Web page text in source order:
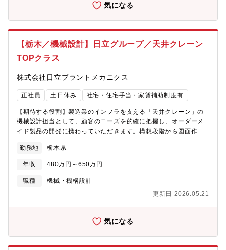
気になる
【栃木／機械設計】日立グループ／天井クレーン
TOPクラス
株式会社日立プラントメカニクス
正社員 土日休み 社宅・住宅手当・家賃補助制度有
【期待する役割】製造業のインフラを支える「天井クレーン」の
機械設計担当として、顧客のニーズを的確に把握し、オーダーメ
イド製品の開発に携わっていただきます。構想段階から図面作
が期待されます。技術力と創造力を活かし、長く社会に貢献する
製品を設計するやりがいのあるポジションです。※クレーンゲー
ムの様に天井に設置されているイメージです。【職務内容】■製鉄
所や発電所向けの天井クレーンの機械設計■顧客との仕様打ち合わ
署との連携による製品化の推進＜職場環境について＞配属先は、
富なベテランから若手まで、幅広い世代の社員が在籍しており、
知識やノウハウを共有しながら安心して働ける環境が整っていま
す。また、福利厚生も非常に充実しており、健康経営優良法人
2024に認定されるなど、働きやすさにも力を入れています。【魅
勤務地 栃木県
年収 480万円～650万円
職種
機械・機構設計
更新日 2026.05.21
気になる